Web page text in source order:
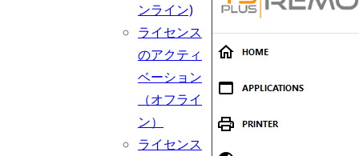
ンライン)
ライセンス
のアクティ
ベーション
（オフライ
ン）
ライセンス